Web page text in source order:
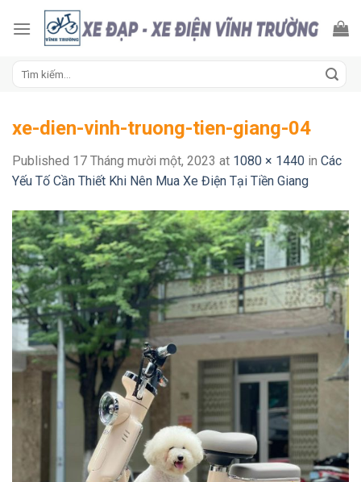
xe-dien-vinh-truong-tien-giang-04
Published 17 Tháng mười một, 2023 at 1080 × 1440 in Các
Yếu Tố Cần Thiết Khi Nên Mua Xe Điện Tại Tiền Giang